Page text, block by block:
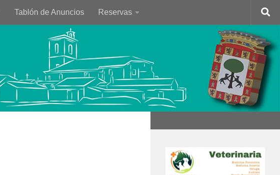
Tablón de Anuncios Reservas